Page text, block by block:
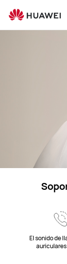
de
HUAWEI
El sonido de